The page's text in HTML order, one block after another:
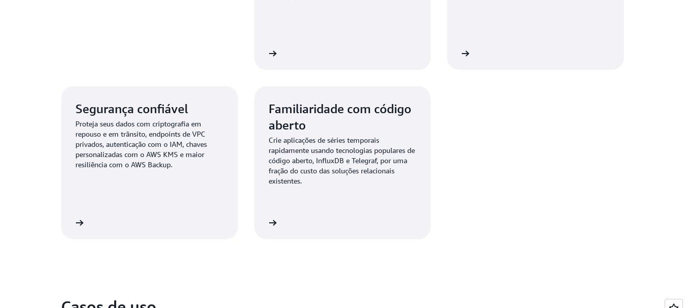
Segurança confiável
Proteja seus dados com criptografia em
repouso e em trânsito, endpoints de VPC
privados, autenticação com o IAM, chaves
personalizadas com o AWS KMS e maior
resiliência com o AWS Backup.
Familiaridade com código
aberto
Crie aplicações de séries temporais
rapidamente usando tecnologias populares de
código aberto, InfluxDB e Telegraf, por uma
fração do custo das soluções relacionais
existentes.